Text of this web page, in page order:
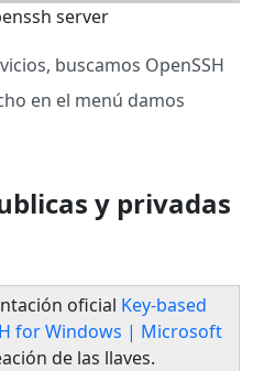
server
buscamos OpenSSH
en el menú damos
y privadas
oficial Key-based
for Windows | Microsoft
de las llaves.